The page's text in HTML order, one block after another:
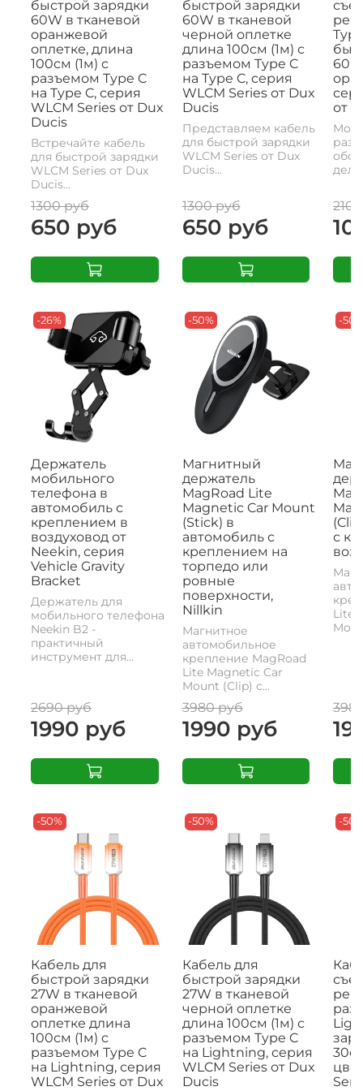
быстрой зарядки
60W в тканевой
оранжевой
оплетке, длина
100см (1м) с
разъемом Type C
на Type C, серия
WLCM Series от Dux
Ducis
Встречайте кабель
для быстрой зарядки
WLCM Series от Dux
Ducis...
1300 руб
650 руб
быстрой зарядки
60W в тканевой
черной оплетке
длина 100см (1м) с
разъемом Type C
на Type C, серия
WLCM Series от Dux
Ducis
Представляем кабель
для быстрой зарядки
WLCM Series от Dux
Ducis...
1300 руб
650 руб
от
-26%
Держатель
мобильного
телефона в
автомобиль с
креплением в
воздуховод от
Neekin, серия
Vehicle Gravity
Bracket
Держатель для
мобильного телефона
Neekin B2 -
практичный
инструмент для...
2690 руб
1990 руб
-50%
Магнитный
держатель
MagRoad Lite
Magnetic Car Mount
(Stick) в
автомобиль с
креплением на
торпедо или
ровные
поверхности,
Nillkin
Магнитное
автомобильное
крепление MagRoad
Lite Magnetic Car
Mount (Clip) с...
3980 руб
1990 руб
-
с
Lite
-50%
Кабель для
быстрой зарядки
27W в тканевой
оранжевой
оплетке длина
100см (1м) с
разъемом Type C
на Lightning, серия
WLCM Series от Dux
-50%
Кабель для
быстрой зарядки
27W в тканевой
черной оплетке
длина 100см (1м) с
разъемом Type C
на Lightning, серия
WLCM Series от Dux
Ducis
-